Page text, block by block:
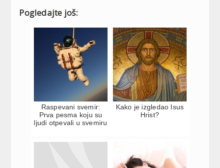
Pogledajte još:
Raspevani svemir:
Prva pesma koju su
ljudi otpevali u svemiru
Kako je izgledao Isus
Hrist?